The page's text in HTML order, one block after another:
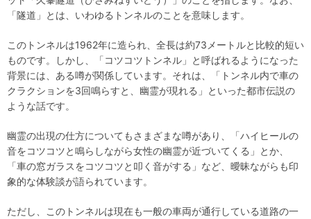
「隧道」とは、いわゆるトンネルのことを意味します。
このトンネルは1962年に造られ、全長は約73メートルと比較的短い
ものです。しかし、「コツコツトンネル」と呼ばれるようになった
背景には、ある噂が関係しています。それは、「トンネル内で車の
クラクションを3回鳴らすと、幽霊が現れる」といった都市伝説の
ような話です。
幽霊の出現の仕方についてもさまざまな噂があり、「ハイヒールの
音をコツコツと鳴らしながら女性の幽霊が近づいてくる」とか、
「車の窓ガラスをコツコツと叩く音がする」など、曖昧ながらも印
象的な体験談が語られています。
ただし、このトンネルは現在も一般の車両が通行している道路の一